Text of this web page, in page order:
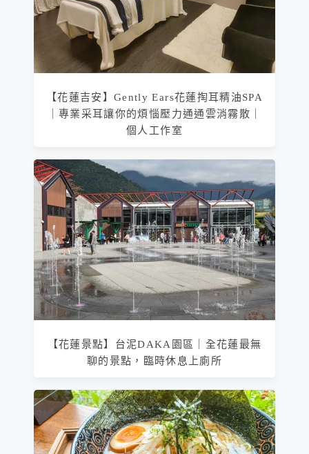
【花蓮吉安】Gently Ears花蓮掏耳精油SPA
｜專業采耳讓你的煩惱壓力通通雲消霧散｜
個人工作室
【花蓮景點】台泥DAKA園區｜全花蓮最無
聊的景點，臨時休息上廁所